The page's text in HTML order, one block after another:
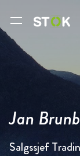
Jan
Salgssjef